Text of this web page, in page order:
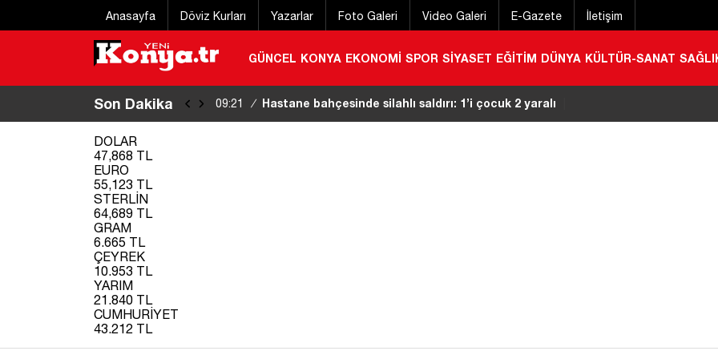
Anasayfa Döviz Kurları Yazarlar Foto Galeri Video Galeri E-Gazete İletişim
GÜNCEL KONYA EKONOMİ SPOR SİYASET EĞİTİM DÜNYA KÜLTÜR-SANAT
Son Dakika 09:18 / “U’’ dönüşü yapmak isteyen otomobile 2 motosiklet ok gibi saplandı
DOLAR
47,868 TL
EURO
55,123 TL
STERLİN
64,689 TL
GRAM
6.665 TL
ÇEYREK
10.953 TL
YARIM
21.840 TL
CUMHURİYET
43.212 TL